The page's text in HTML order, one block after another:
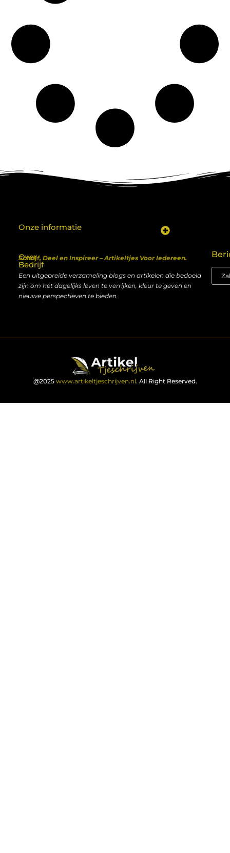
Over
Bedrijf
Schrijf, Deel en Inspireer – Artikeltjes Voor Iedereen.
Een uitgebreide verzameling blogs en artikelen die bedoeld
zijn om het dagelijks leven te verrijken, kleur te geven en
nieuwe perspectieven te bieden.
Onze informatie
@2025 www.artikeltjeschrijven.nl. All Right Reserved.